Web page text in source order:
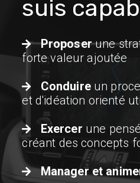
suis
Proposerune
forte valeur ajoutée
Conduireun
et d'idéation orienté
Exercer une
créant des concepts
Manager et